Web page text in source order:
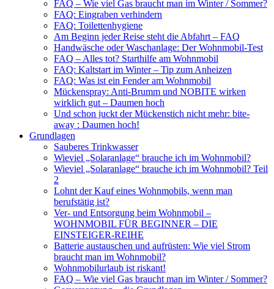
FAQ – Wie viel Gas braucht man im Winter / Sommer?
FAQ: Eingraben verhindern
FAQ: Toilettenhygiene
Am Beginn jeder Reise steht die Abfahrt – FAQ
Handwäsche oder Waschanlage: Der Wohnmobil-Test
FAQ – Alles tot? Starthilfe am Wohnmobil
FAQ: Kaltstart im Winter – Tip zum Anheizen
FAQ: Was ist ein Fender am Wohnmobil
Mückenspray: Anti-Brumm und NOBITE wirken
wirklich gut – Daumen hoch
Und schon juckt der Mückenstich nicht mehr: bite-
away : Daumen hoch!
Grundlagen
Sauberes Trinkwasser
Wieviel „Solaranlage“ brauche ich im Wohnmobil?
Wieviel „Solaranlage“ brauche ich im Wohnmobil? Teil
2
Lohnt der Kauf eines Wohnmobils, wenn man
berufstätig ist?
Ver- und Entsorgung beim Wohnmobil –
WOHNMOBIL FÜR BEGINNER – DIE
EINSTEIGER-REIHE
Batterie austauschen und aufrüsten: Wie viel Strom
braucht man im Wohnmobil?
Wohnmobilurlaub ist riskant!
FAQ – Wie viel Gas braucht man im Winter / Sommer?